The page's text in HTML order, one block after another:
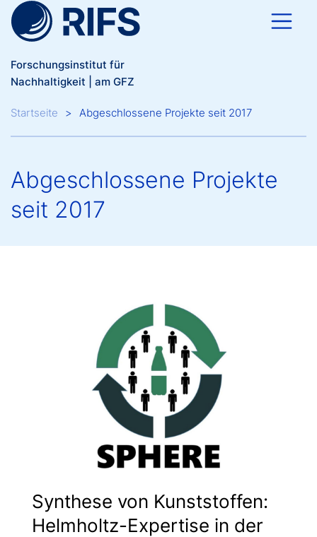
Direkt zum Inhalt
Forschungsinstitut für
Nachhaltigkeit | am GFZ
Breadcrumb
Startseite Abgeschlossene Projekte seit 2017
Abgeschlossene Projekte
seit 2017
Synthese von Kunststoffen:
Helmholtz-Expertise in der